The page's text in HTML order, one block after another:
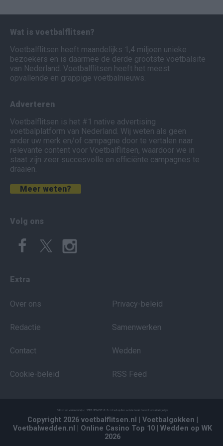
Wat is voetbalflitsen?
Voetbalflitsen heeft maandelijks 1,4 miljoen unieke
bezoekers en is daarmee de derde grootste voetbalsite
van Nederland. Voetbalflitsen heeft het meest
opvallende en grappige voetbalnieuws.
Adverteren
Voetbalflitsen is het #1 native advertising
voetbalplatform van Nederland. Wij weten als geen
ander uw merk en/of campagne door te vertalen naar
relevante content voor Voetbalflitsen, waardoor we in
staat zijn zeer succesvolle en efficiënte campagnes te
draaien.
Meer weten?
Volg ons
Extra
Over ons
Redactie
Contact
Cookie-beleid
Privacy-beleid
Samenwerken
Wedden
RSS Feed
Copyright 2026 voetbalflitsen.nl | Voetbalgokken
Voetbalwedden.nl
| Online Casino Top 10 | Wedden op WK
2026